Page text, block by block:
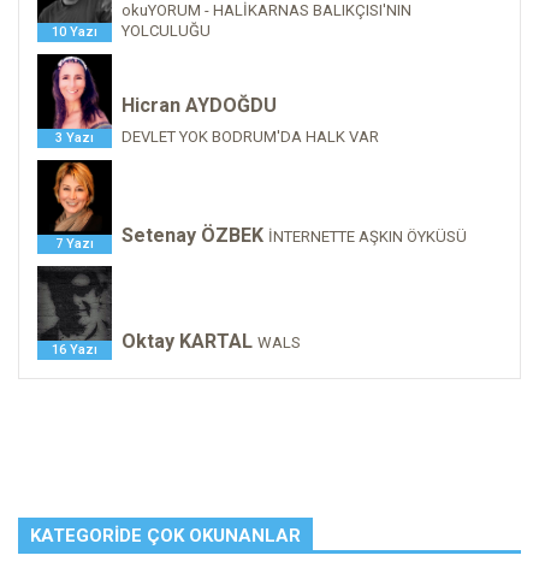
10 Yazı
okuYORUM - HALİKARNAS BALIKÇISI'NIN
YOLCULUĞU
3 Yazı
Hicran AYDOĞDU
DEVLET YOK BODRUM'DA HALK VAR
7 Yazı Setenay ÖZBEK İNTERNETTE AŞKIN ÖYKÜSÜ
16 Yazı Oktay KARTAL WALS
KATEGORIDE ÇOK OKUNANLAR